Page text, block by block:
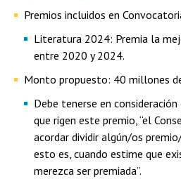
Premios incluidos en
Literatura 2024: Premia la
entre 2020 y 2024.
Monto propuesto: 40 millones
Debe tenerse en
que rigen este premio, “el
acordar dividir algún/os
esto es, cuando estime que
merezca ser premiada”.